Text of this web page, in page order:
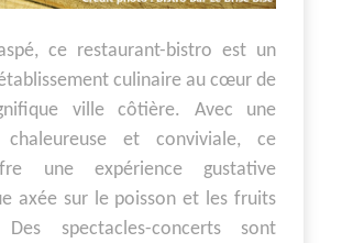
ce restaurant-bistro est un
culinaire au cœur de
ville côtière. Avec une
chaleureuse et conviviale, ce
une expérience gustative
axée sur le poisson et les fruits
spectacles-concerts sont